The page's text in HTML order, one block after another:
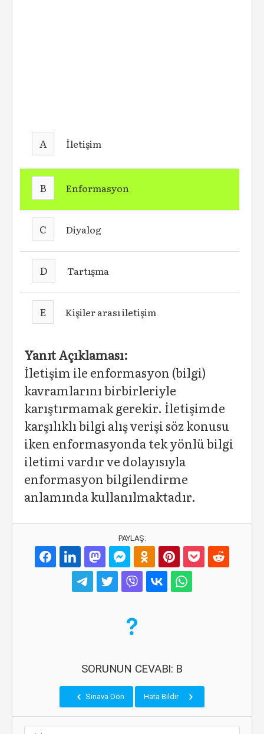
A İletişim
B Enformasyon
C Diyalog
D Tartışma
E Kişiler arası iletişim
Yanıt Açıklaması:
İletişim ile enformasyon (bilgi)
kavramlarını birbirleriyle
karıştırmamak gerekir. İletişimde
karşılıklı bilgi alış verişi söz konusu
iken enformasyonda tek yönlü bilgi
iletimi vardır ve dolayısıyla
enformasyon bilgilendirme
anlamında kullanılmaktadır.
PAYLAŞ:
SORUNUN CEVABI: B
Sınava Dön Hata Bildir